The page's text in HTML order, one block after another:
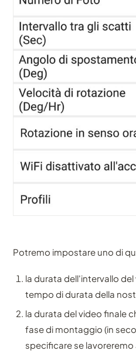
Potremo impostare uno di
la durata dell'intervallo del
tempo di durata della
la durata del video finale
fase di montaggio (in
specificare se lavoreremo